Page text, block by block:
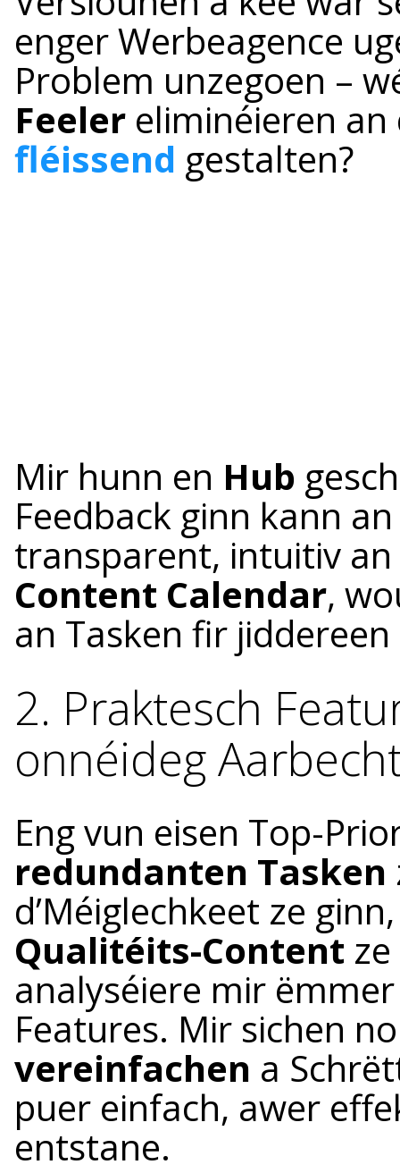
enger Werbeagence
Problem unzegoen –
Feeler eliminéieren
fléissend gestalten?
Mir hunn en Hub
Feedback ginn kann
transparent, intuitiv
Content Calendar,
an Tasken fir
2. Praktesch
onnéideg
Eng vun eisen Top-
redundanten Tasken
d’Méiglechkeet ze
Qualitéits-Content
analyséiere mir
Features. Mir sichen
vereinfachen a
puer einfach, awer
entstane.